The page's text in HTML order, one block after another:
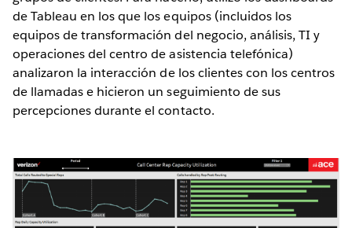
de Tableau en los que los equipos (incluidos los
equipos de transformación del negocio, análisis, TI y
operaciones del centro de asistencia telefónica)
analizaron la interacción de los clientes con los centros
de llamadas e hicieron un seguimiento de sus
percepciones durante el contacto.